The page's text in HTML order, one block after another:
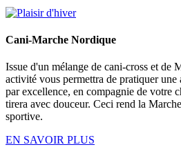
Cani-Marche Nordique
Issue d'un mélange de cani-cross et de
activité vous permettra de pratiquer
par excellence, en compagnie de votre
tirera avec douceur. Ceci rend la
sportive.
EN SAVOIR PLUS